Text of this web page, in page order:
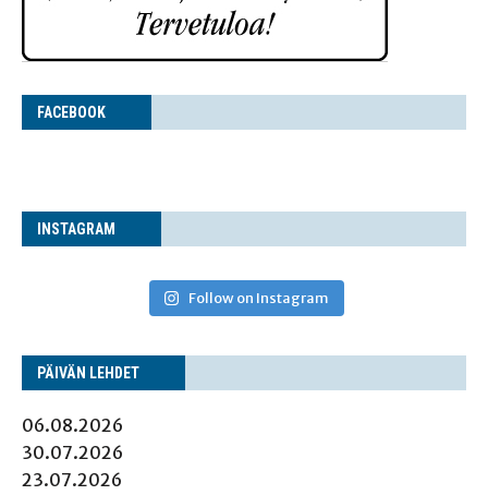
FACE­BOOK
INS­TA­GRAM
Follow on Instagram
PÄI­VÄN LEHDET
06.08.2026
30.07.2026
23.07.2026